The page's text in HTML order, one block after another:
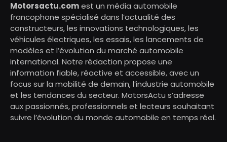
Motorsactu.comest un média automobile
francophone spécialisé dans l’actualité des
constructeurs, les innovations technologiques, les
véhicules électriques, les essais, les lancements de
modèles et l’évolution du marché automobile
international. Notre rédaction propose une
information fiable, réactive et accessible, avec un
focus sur la mobilité de demain, l’industrie automobile
et les tendances du secteur. MotorsActu s’adresse
aux passionnés, professionnels et lecteurs souhaitant
suivre l’évolution du monde automobile en temps réel.